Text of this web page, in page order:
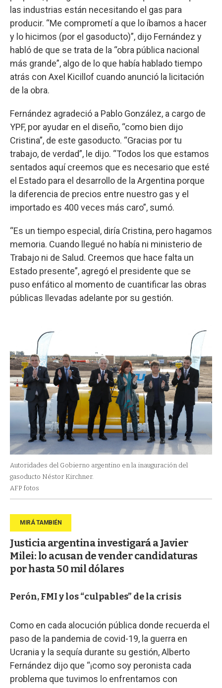
las industrias están necesitando el gas para
producir. “Me comprometí a que lo íbamos a hacer
y lo hicimos (por el gasoducto)”, dijo Fernández y
habló de que se trata de la “obra pública nacional
más grande”, algo de lo que había hablado tiempo
atrás con Axel Kicillof cuando anunció la licitación
de la obra.
Fernández agradeció a Pablo González, a cargo de
YPF, por ayudar en el diseño, “como bien dijo
Cristina”, de este gasoducto. “Gracias por tu
trabajo, de verdad”, le dijo. “Todos los que estamos
sentados aquí creemos que es necesario que esté
el Estado para el desarrollo de la Argentina porque
la diferencia de precios entre nuestro gas y el
importado es 400 veces más caro”, sumó.
“Es un tiempo especial, diría Cristina, pero hagamos
memoria. Cuando llegué no había ni ministerio de
Trabajo ni de Salud. Creemos que hace falta un
Estado presente”, agregó el presidente que se
puso enfático al momento de cuantificar las obras
públicas llevadas adelante por su gestión.
Autoridades del Gobierno argentino en la inauguración del
gasoducto Néstor Kirchner.
AFP fotos
Justicia argentina investigará a Javier
Milei: lo acusan de vender candidaturas
por hasta 50 mil dólares
Perón, FMI y los “culpables” de la crisis
Como en cada alocución pública donde recuerda el
paso de la pandemia de covid-19, la guerra en
Ucrania y la sequía durante su gestión, Alberto
Fernández dijo que “¡como soy peronista cada
problema que tuvimos lo enfrentamos con